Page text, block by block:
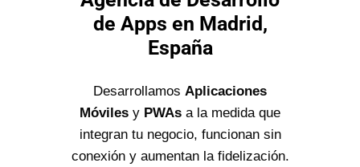
de Apps en Madrid,
España
Desarrollamos Aplicaciones
Móviles y PWAs a la medida que
integran tu negocio, funcionan sin
conexión y aumentan la fidelización.